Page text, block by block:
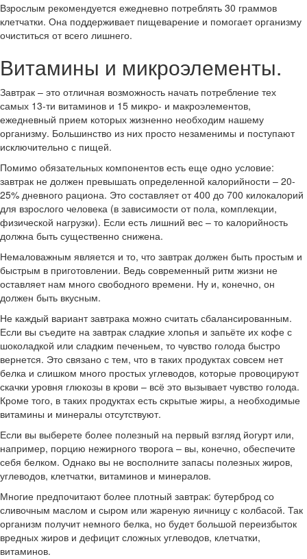
Взрослым рекомендуется ежедневно потреблять 30 граммов
клетчатки. Она поддерживает пищеварение и помогает организму
очиститься от всего лишнего.
Витамины и микроэлементы.
Завтрак – это отличная возможность начать потребление тех
самых 13-ти витаминов и 15 микро- и макроэлементов,
ежедневный прием которых жизненно необходим нашему
организму. Большинство из них просто незаменимы и поступают
исключительно с пищей.
Помимо обязательных компонентов есть еще одно условие:
завтрак не должен превышать определенной калорийности – 20-
25% дневного рациона. Это составляет от 400 до 700 килокалорий
для взрослого человека (в зависимости от пола, комплекции,
физической нагрузки). Если есть лишний вес – то калорийность
должна быть существенно снижена.
Немаловажным является и то, что завтрак должен быть простым и
быстрым в приготовлении. Ведь современный ритм жизни не
оставляет нам много свободного времени. Ну и, конечно, он
должен быть вкусным.
Не каждый вариант завтрака можно считать сбалансированным.
Если вы съедите на завтрак сладкие хлопья и запьёте их кофе с
шоколадкой или сладким печеньем, то чувство голода быстро
вернется. Это связано с тем, что в таких продуктах совсем нет
белка и слишком много простых углеводов, которые провоцируют
скачки уровня глюкозы в крови – всё это вызывает чувство голода.
Кроме того, в таких продуктах есть скрытые жиры, а необходимые
витамины и минералы отсутствуют.
Если вы выберете более полезный на первый взгляд йогурт или,
например, порцию нежирного творога – вы, конечно, обеспечите
себя белком. Однако вы не восполните запасы полезных жиров,
углеводов, клетчатки, витаминов и минералов.
Многие предпочитают более плотный завтрак: бутерброд со
сливочным маслом и сыром или жареную яичницу с колбасой. Так
организм получит немного белка, но будет большой переизбыток
вредных жиров и дефицит сложных углеводов, клетчатки,
витаминов.